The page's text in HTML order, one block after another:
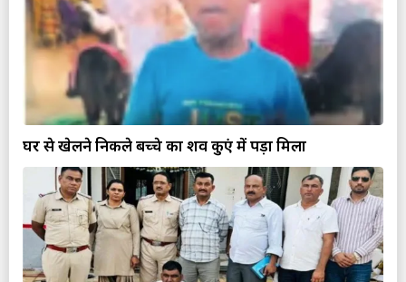
घर से खेलने निकले बच्चे का शव कुएं में पड़ा मिला